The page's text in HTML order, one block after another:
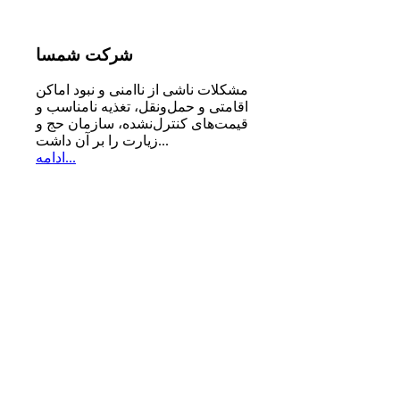
شرکت شمسا
مشكلات ناشی از ناامنی و نبود اماكن
اقامتی و حمل‌ونقل، تغذیه‌ نامناسب و
قیمت‌های كنترل‌نشده، سازمان حج و
زیارت را بر آن داشت...
ادامه...